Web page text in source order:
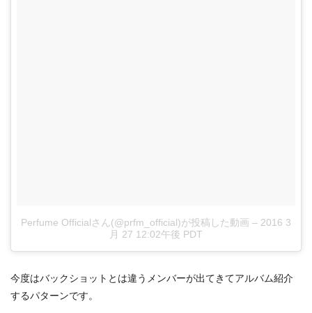
Perfume Officialさん(@prfm_official)が投稿した動画 – 2016 3
月 27 12:02午後 PDT
今度はバックショットとは違うメンバーが出てきてアルバム紹介
するパターンです。